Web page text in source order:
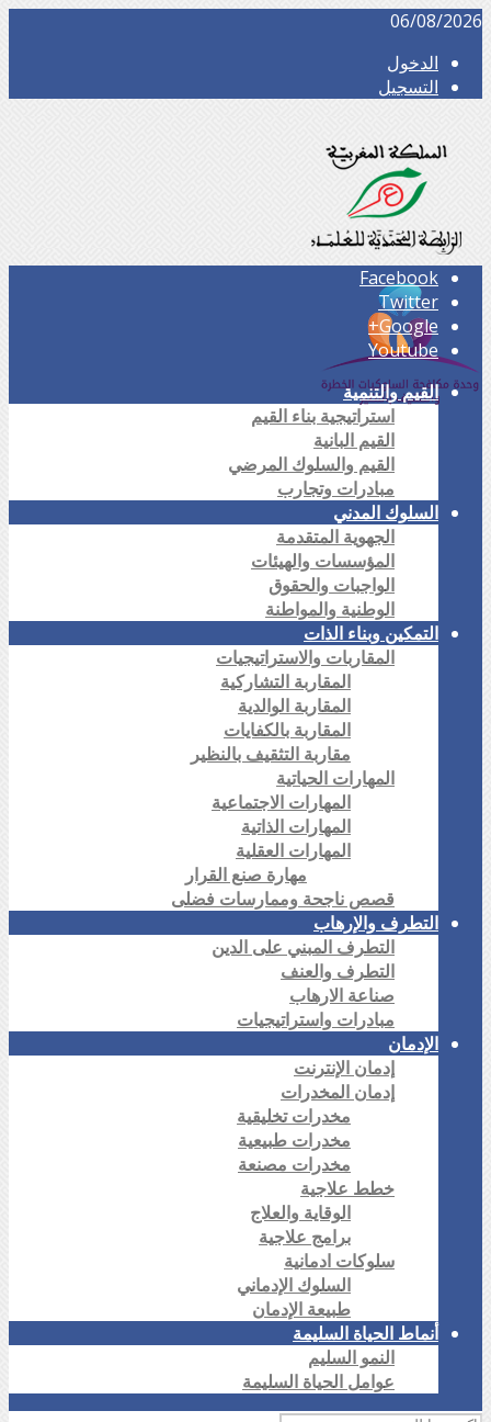
06/08/2026
الدخول
التسجيل
Facebook
Twitter
Google+
Youtube
القيم والتنمية
استراتيجية بناء القيم
القيم البانية
القيم والسلوك المرضي
مبادرات وتجارب
السلوك المدني
الجهوية المتقدمة
المؤسسات والهيئات
الواجبات والحقوق
الوطنية والمواطنة
التمكين وبناء الذات
المقاربات والاستراتيجيات
المقاربة التشاركية
المقاربة الوالدية
المقاربة بالكفايات
مقاربة التثقيف بالنظير
المهارات الحياتية
المهارات الاجتماعية
المهارات الذاتية
المهارات العقلية
مهارة صنع القرار
قصص ناجحة وممارسات فضلى
التطرف والإرهاب
التطرف المبني على الدين
التطرف والعنف
صناعة الارهاب
مبادرات واستراتيجيات
الإدمان
إدمان الإنترنت
إدمان المخدرات
مخدرات تخليقية
مخدرات طبيعية
مخدرات مصنعة
خطط علاجية
الوقاية والعلاج
برامج علاجية
سلوكات ادمانية
السلوك الإدماني
طبيعة الإدمان
أنماط الحياة السليمة
النمو السليم
عوامل الحياة السليمة